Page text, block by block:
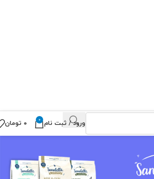
ورود / ثبت نام 0 ۰ تومان